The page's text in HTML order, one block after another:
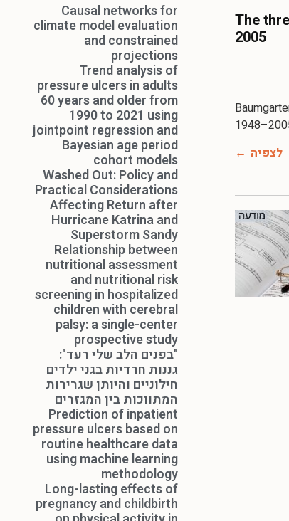
The
2005
לצפיה
Causal networks for
climate model evaluation
and constrained
projections
Trend analysis of
pressure ulcers in adults
60 years and older from
1990 to 2021 using
jointpoint regression and
Bayesian age period
cohort models
Washed Out: Policy and
Practical Considerations
Affecting Return after
Hurricane Katrina and
Superstorm Sandy
Relationship between
nutritional assessment
and nutritional risk
screening in hospitalized
children with cerebral
palsy: a single-center
prospective study
"בפנים הלב שלי רעד":
גננות חרדיות בגני ילדים
חילוניים והיותן שגרירות
המתווכות בין המגזרים
Prediction of inpatient
pressure ulcers based on
routine healthcare data
using machine learning
methodology
Long-lasting effects of
pregnancy and childbirth